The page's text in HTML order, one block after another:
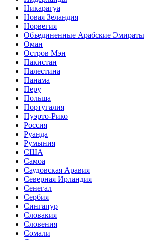
Никарагуа
Новая Зеландия
Норвегия
Объединенные Арабские Эмираты
Оман
Остров Мэн
Пакистан
Палестина
Панама
Перу
Польша
Португалия
Пуэрто-Рико
Россия
Руанда
Румыния
США
Самоа
Саудовская Аравия
Северная Ирландия
Сенегал
Сербия
Сингапур
Словакия
Словения
Сомали